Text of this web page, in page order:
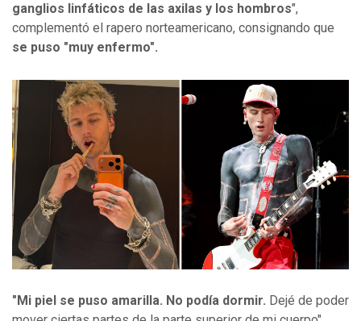
ganglios linfáticos de las axilas y los hombros",
complementó el rapero norteamericano, consignando que
se puso "muy enfermo".
"Mi piel se puso amarilla. No podía dormir. Dejé de poder